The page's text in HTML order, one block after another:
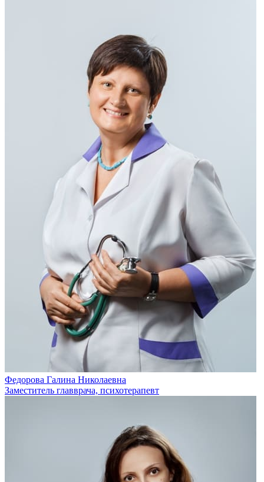
Федорова Галина Николаевна
Заместитель главврача, психотерапевт